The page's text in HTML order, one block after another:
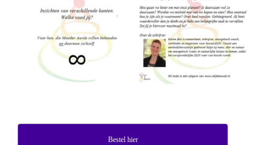
Bestel hier